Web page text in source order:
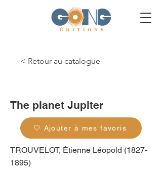
< Retour au catalogue
The planet Jupiter
🤍 Ajouter à mes favoris
TROUVELOT, Étienne Léopold (1827-
1895)